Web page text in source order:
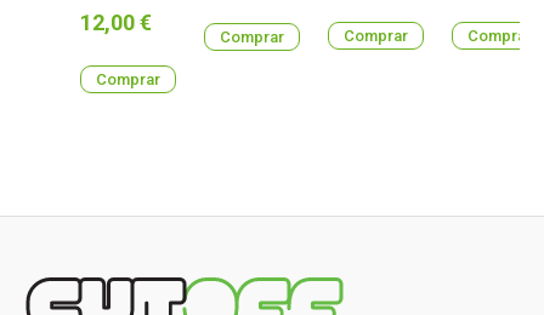
Precio
12,00 €
Comprar
Comprar Comprar Comprar